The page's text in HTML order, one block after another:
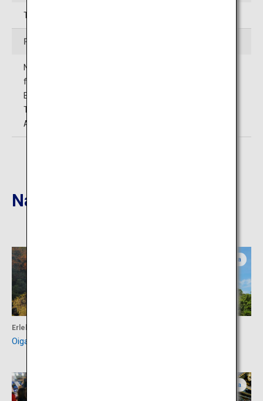
Tel: 0547-46-5588
Preis
Normalpreis: 300 Yen; Studenten oder jüngere Personen,
für Menschen ab 70 Jahren oder Personen mit
Behindertenausweis: frei
Teezeremonie: 500 Yen (Möglichkeiten für andere
Aktivitäten verfügbar.)
Nahgelegene Reiseziele
Erlebnisse
Oigawa-Bahn
Shizuoka
Shizuoka